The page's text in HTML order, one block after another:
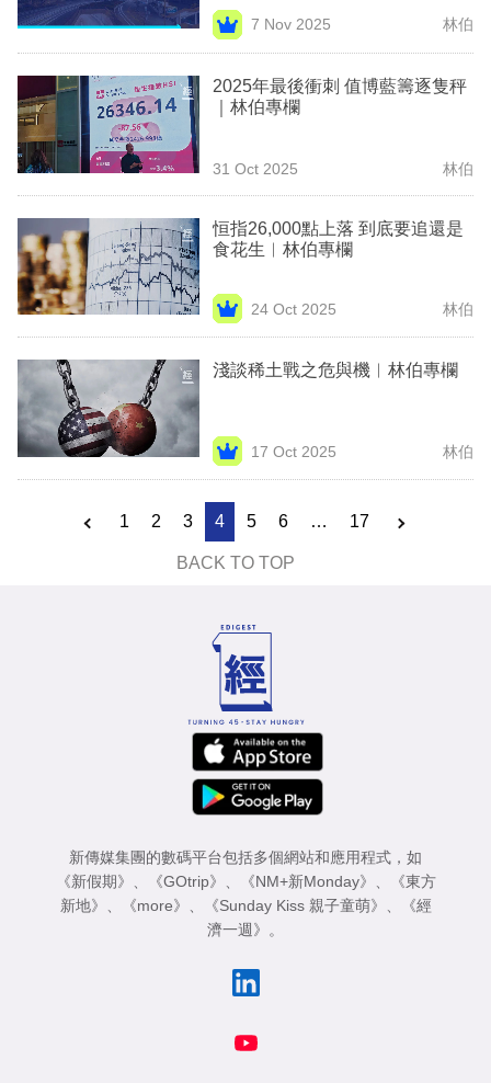
7 Nov 2025 林伯
2025年最後衝刺 值博藍籌逐隻秤
｜林伯專欄
31 Oct 2025 林伯
恒指26,000點上落 到底要追還是
食花生︳林伯專欄
24 Oct 2025 林伯
淺談稀土戰之危與機︳林伯專欄
17 Oct 2025 林伯
1 2 3 4 5 6 … 17
BACK TO TOP
新傳媒集團的數碼平台包括多個網站和應用程式，如
《新假期》 、 《GOtrip》 、 《NM+新Monday》 、
《東方
新地》 、 《more》 、 《Sunday Kiss 親子童萌》 、
《經
濟一週》 。